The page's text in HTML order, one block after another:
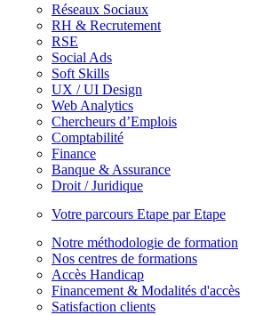
Réseaux Sociaux
RH & Recrutement
RSE
Social Ads
Soft Skills
UX / UI Design
Web Analytics
Chercheurs d’Emplois
Comptabilité
Finance
Banque & Assurance
Droit / Juridique
Votre parcours Etape par Etape
Notre méthodologie de formation
Nos centres de formations
Accès Handicap
Financement & Modalités d'accès
Satisfaction clients